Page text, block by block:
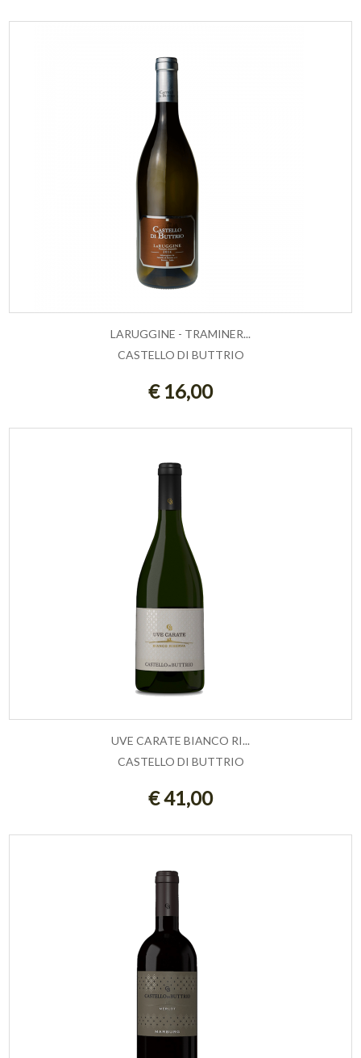
AGGIUNGI AL CARRELLO
LARUGGINE - TRAMINER...
CASTELLO DI BUTTRIO
€ 16,00
AGGIUNGI AL CARRELLO
UVE CARATE BIANCO RI...
CASTELLO DI BUTTRIO
€ 41,00